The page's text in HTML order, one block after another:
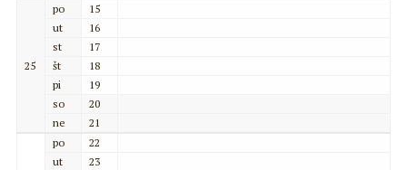
25
po
15
ut
16
st
17
št
18
pi
19
so
20
ne
21
po
22
ut
23